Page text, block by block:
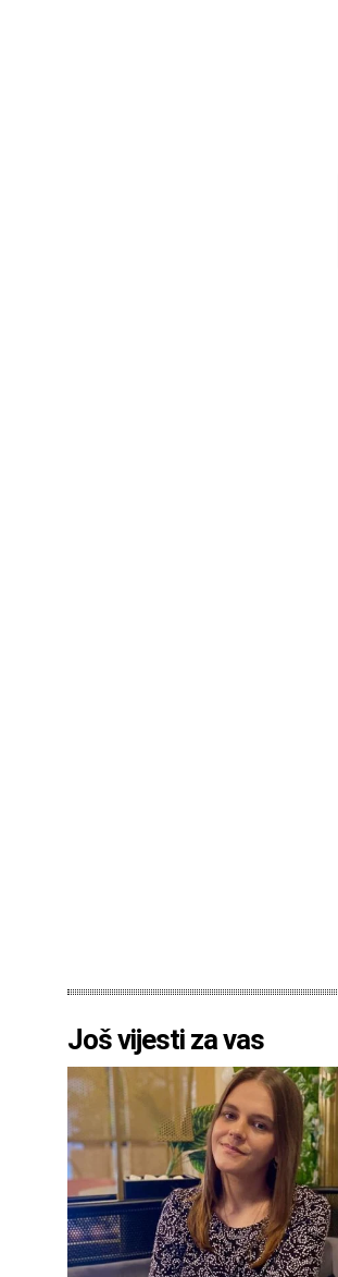
Još vijesti za vas